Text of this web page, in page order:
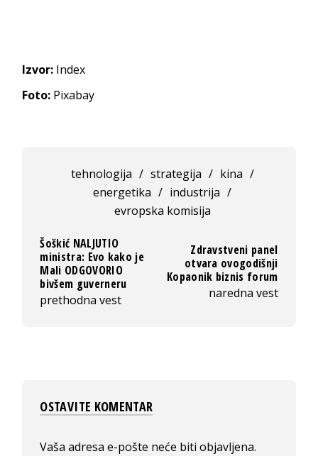
Izvor: Index
Foto: Pixabay
tehnologija / strategija / kina /
energetika / industrija /
evropska komisija
Šoškić NALJUTIO
ministra: Evo kako je
Mali ODGOVORIO
bivšem guverneru
prethodna vest
Zdravstveni panel
otvara ovogodišnji
Kopaonik biznis forum
naredna vest
OSTAVITE KOMENTAR
Vaša adresa e-pošte neće biti objavljena.